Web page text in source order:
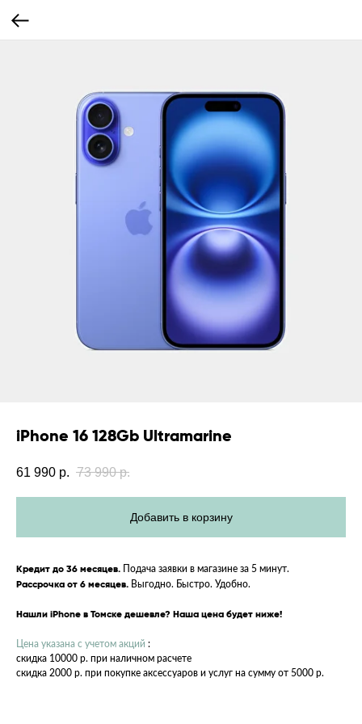
iPhone 16 128Gb Ultramarine
61 990 р. 73 990 р.
Добавить в корзину
Кредит до 36 месяцев. Подача заявки в магазине за 5 минут.
Рассрочка от 6 месяцев. Выгодно. Быстро. Удобно.
Нашли iPhone в Томске дешевле? Наша цена будет ниже!
Цена указана с учетом акций :
скидка 10000 р. при наличном расчете
скидка 2000 р. при покупке аксессуаров и услуг на сумму от 5000 р.